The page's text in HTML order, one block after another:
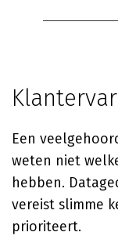
Een
weten niet
hebben.
vereist slimme
prioriteert.